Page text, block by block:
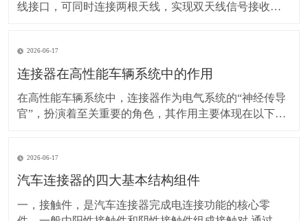
线接口，可同时连接两根天线，实现双天线信号接收功
插座设计紧凑，易于安装和使用。同时，这种结构也保
证了信号传输的稳定性和可靠性。 兼容
2026-06-17
连接器在高性能车辆系统中的作用
在高性能车辆系统中，连接器作为电气系统的“神经传导
官”，扮演着至关重要的角色，其作用主要体现在以下几
统、灯光、音响等。可靠的电源传输保障这些部件正常
工作，例如点火系统得到稳定电能才能产生足够强的
2026-06-17
汽车连接器的四大基本结构组件
一，接触件，是汽车连接器完成电连接功能的核心零